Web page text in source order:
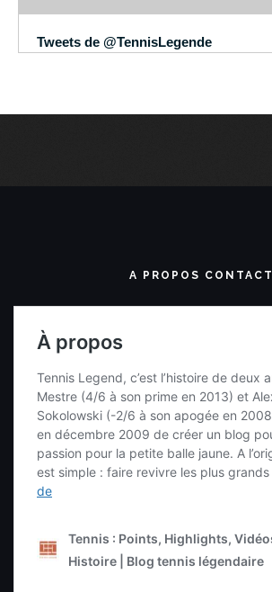
Tweets de @TennisLegende
A PROPOS CONTACT